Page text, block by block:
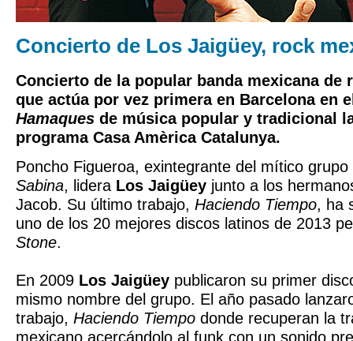
Concierto de Los Jaigüey, rock
Concierto de la popular banda mexicana de
que actúa por vez primera en Barcelona en
Hamaques de música popular y tradicional
programa Casa Amèrica Catalunya.
Poncho Figueroa, exintegrante del mítico
Sabina, lidera Los Jaigüey junto a los
Jacob. Su último trabajo, Haciendo Tiempo, ha
uno de los 20 mejores discos latinos de 2013
Stone.
En 2009 Los Jaigüey publicaron su primer
mismo nombre del grupo. El año pasado
trabajo, Haciendo Tiempo donde recuperan la
mexicano acercándolo al funk con un sonido